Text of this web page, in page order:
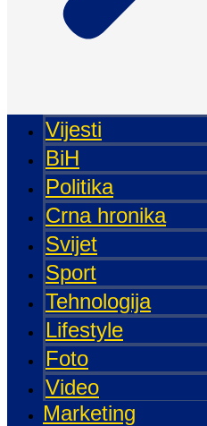
Vijesti
BiH
Politika
Crna hronika
Svijet
Sport
Tehnologija
Lifestyle
Foto
Video
Marketing